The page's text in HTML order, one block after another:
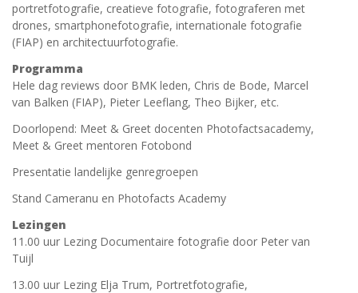
portretfotografie, creatieve fotografie, fotograferen met
drones, smartphonefotografie, internationale fotografie
(FIAP) en architectuurfotografie.
Programma
Hele dag reviews door BMK leden, Chris de Bode, Marcel
van Balken (FIAP), Pieter Leeflang, Theo Bijker, etc.
Doorlopend: Meet & Greet docenten Photofactsacademy,
Meet & Greet mentoren Fotobond
Presentatie landelijke genregroepen
Stand Cameranu en Photofacts Academy
Lezingen
11.00 uur Lezing Documentaire fotografie door Peter van
Tuijl
13.00 uur Lezing Elja Trum, Portretfotografie,